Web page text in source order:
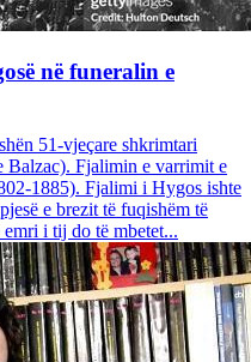
në funeralin e
51-vjeçare shkrimtari
Balzac). Fjalimin e varrimit e
1885). Fjalimi i Hygos ishte
e brezit të fuqishëm të
i tij do të mbetet...